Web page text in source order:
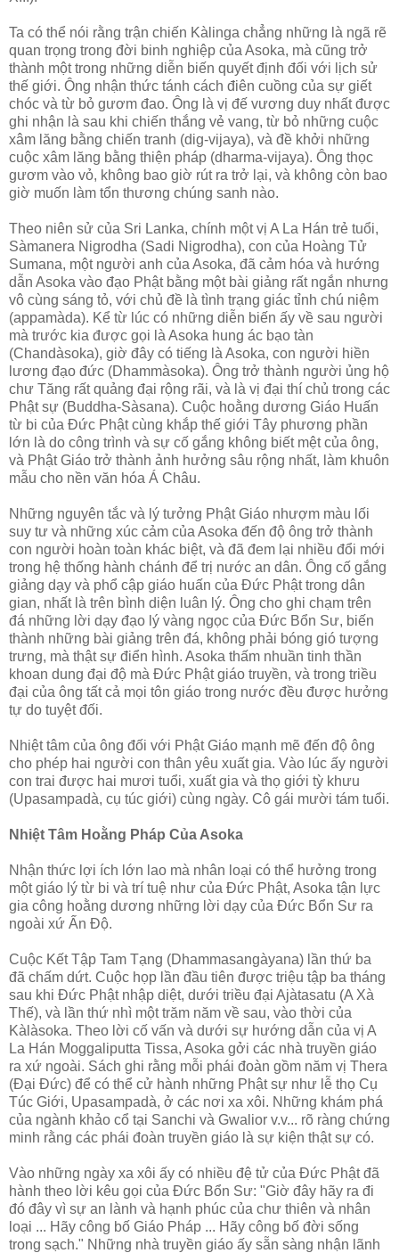
Ta có thể nói rằng trận chiến Kàlinga chẳng những là ngã rẽ
quan trọng trong đời binh nghiệp của Asoka, mà cũng trở
thành một trong những diễn biến quyết định đối với lịch sử
thế giới. Ông nhận thức tánh cách điên cuồng của sự giết
chóc và từ bỏ gươm đao. Ông là vị đế vương duy nhất được
ghi nhận là sau khi chiến thắng vẻ vang, từ bỏ những cuộc
xâm lăng bằng chiến tranh (dig-vijaya), và đề khởi những
cuộc xâm lăng bằng thiện pháp (dharma-vijaya). Ông thọc
gươm vào vỏ, không bao giờ rút ra trở lại, và không còn bao
giờ muốn làm tổn thương chúng sanh nào.
Theo niên sử của Sri Lanka, chính một vị A La Hán trẻ tuổi,
Sàmanera Nigrodha (Sadi Nigrodha), con của Hoàng Tử
Sumana, một người anh của Asoka, đã cảm hóa và hướng
dẫn Asoka vào đạo Phật bằng một bài giảng rất ngắn nhưng
vô cùng sáng tỏ, với chủ đề là tình trạng giác tỉnh chú niệm
(appamàda). Kể từ lúc có những diễn biến ấy về sau người
mà trước kia được gọi là Asoka hung ác bạo tàn
(Chandàsoka), giờ đây có tiếng là Asoka, con người hiền
lương đạo đức (Dhammàsoka). Ông trở thành người ủng hộ
chư Tăng rất quảng đại rộng rãi, và là vị đại thí chủ trong các
Phật sự (Buddha-Sàsana). Cuộc hoằng dương Giáo Huấn
từ bi của Ðức Phật cùng khắp thế giới Tây phương phần
lớn là do công trình và sự cố gắng không biết mệt của ông,
và Phật Giáo trở thành ảnh hưởng sâu rộng nhất, làm khuôn
mẫu cho nền văn hóa Á Châu.
Những nguyên tắc và lý tưởng Phật Giáo nhượm màu lối
suy tư và những xúc cảm của Asoka đến độ ông trở thành
con người hoàn toàn khác biệt, và đã đem lại nhiều đổi mới
trong hệ thống hành chánh để trị nước an dân. Ông cố gắng
giảng dạy và phổ cập giáo huấn của Ðức Phật trong dân
gian, nhất là trên bình diện luân lý. Ông cho ghi chạm trên
đá những lời dạy đạo lý vàng ngọc của Ðức Bổn Sư, biến
thành những bài giảng trên đá, không phải bóng gió tượng
trưng, mà thật sự điển hình. Asoka thấm nhuần tinh thần
khoan dung đại độ mà Ðức Phật giáo truyền, và trong triều
đại của ông tất cả mọi tôn giáo trong nước đều được hưởng
tự do tuyệt đối.
Nhiệt tâm của ông đối với Phật Giáo mạnh mẽ đến độ ông
cho phép hai người con thân yêu xuất gia. Vào lúc ấy người
con trai được hai mươi tuổi, xuất gia và thọ giới tỳ khưu
(Upasampadà, cụ túc giới) cùng ngày. Cô gái mười tám tuổi.
Nhiệt Tâm Hoằng Pháp Của Asoka
Nhận thức lợi ích lớn lao mà nhân loại có thể hưởng trong
một giáo lý từ bi và trí tuệ như của Ðức Phật, Asoka tận lực
gia công hoằng dương những lời dạy của Ðức Bổn Sư ra
ngoài xứ Ấn Ðộ.
Cuộc Kết Tập Tam Tạng (Dhammasangàyana) lần thứ ba
đã chấm dứt. Cuộc họp lần đầu tiên được triệu tập ba tháng
sau khi Ðức Phật nhập diệt, dưới triều đại Ajàtasatu (A Xà
Thế), và lần thứ nhì một trăm năm về sau, vào thời của
Kàlàsoka. Theo lời cố vấn và dưới sự hướng dẫn của vị A
La Hán Moggaliputta Tissa, Asoka gởi các nhà truyền giáo
ra xứ ngoài. Sách ghi rằng mỗi phái đoàn gồm năm vị Thera
(Ðại Ðức) để có thể cử hành những Phật sự như lễ thọ Cụ
Túc Giới, Upasampadà, ở các nơi xa xôi. Những khám phá
của ngành khảo cổ tại Sanchi và Gwalior v.v... rõ ràng chứng
minh rằng các phái đoàn truyền giáo là sự kiện thật sự có.
Vào những ngày xa xôi ấy có nhiều đệ tử của Ðức Phật đã
hành theo lời kêu gọi của Ðức Bổn Sư: "Giờ đây hãy ra đi
đó đây vì sự an lành và hạnh phúc của chư thiên và nhân
loại ... Hãy công bố Giáo Pháp ... Hãy công bố đời sống
trong sạch." Những nhà truyền giáo ấy sẵn sàng nhận lãnh